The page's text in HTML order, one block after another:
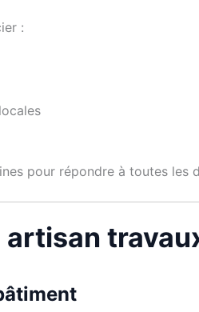
:
pour répondre à toutes les